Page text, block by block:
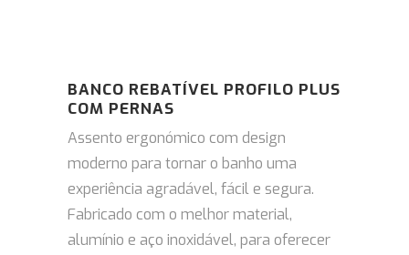
BANCO REBATÍVEL PROFILO PLUS
COM PERNAS
Assento ergonómico com design
moderno para tornar o banho uma
experiência agradável, fácil e segura.
Fabricado com o melhor material,
alumínio e aço inoxidável, para oferecer